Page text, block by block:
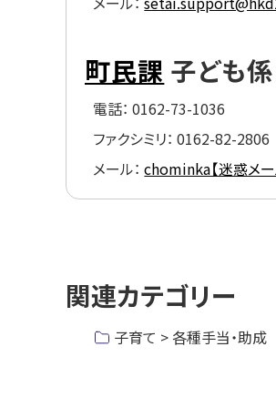
町民課 子ども係
電話： 0162-73-1036
ファクシミリ： 0162-82-2806
メール： chominka【迷惑メ
プ
戻
関連カテゴリー
子育て > 各種手当・助成